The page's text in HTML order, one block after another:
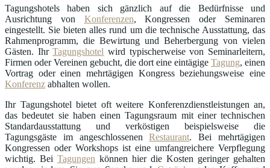
Tagungshotels haben sich gänzlich auf die Bedürfnisse und
Ausrichtung von Konferenzen, Kongressen oder Seminaren
eingestellt. Sie bieten alles rund um die technische Ausstattung, das
Rahmenprogramm, die Bewirtung und Beherbergung von vielen
Gästen. IhrTagungshotel wird typischerweise von Seminarleitern,
Firmen oder Vereinen gebucht, die dort eine eintägige Tagung, einen
Vortrag oder einen mehrtägigen Kongress beziehungsweise eine
Konferenz abhalten wollen.
Ihr Tagungshotel bietet oft weitere Konferenzdienstleistungen an,
das bedeutet sie haben einen Tagungsraum mit einer technischen
Standardausstattung und verköstigen beispielsweise die
Tagungsgäste im angeschlossenenRestaurant. Bei mehrtägigen
Kongressen oder Workshops ist eine umfangreichere Verpflegung
wichtig. Bei Tagungen können hier die Kosten geringer gehalten